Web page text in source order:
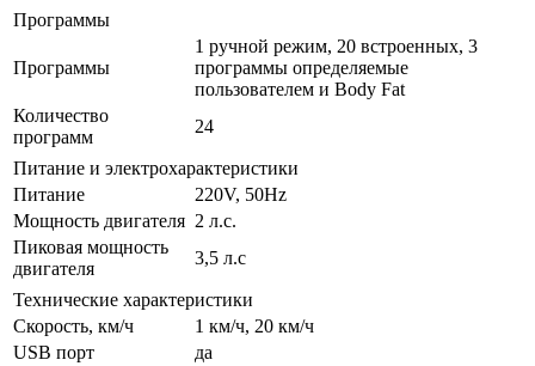
Программы
Программы
1 ручной режим, 20 встроенных, 3
программы определяемые
пользователем и Body Fat
Количество
программ
24
Питание и электрохарактеристики
Питание
220V, 50Hz
Мощность двигателя 2 л.с.
Пиковая мощность
двигателя
3,5 л.с
Технические характеристики
Скорость, км/ч
1 км/ч, 20 км/ч
USB порт
да